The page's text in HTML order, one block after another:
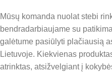
Mūsų komanda nuolat stebi
bendradarbiaujame su
galėtume pasiūlyti plačiausią
Lietuvoje. Kiekvienas
atrinktas, atsižvelgiant į